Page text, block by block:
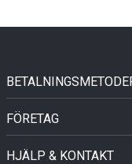
FÖRETAG
HJÄLP & KONTAKT